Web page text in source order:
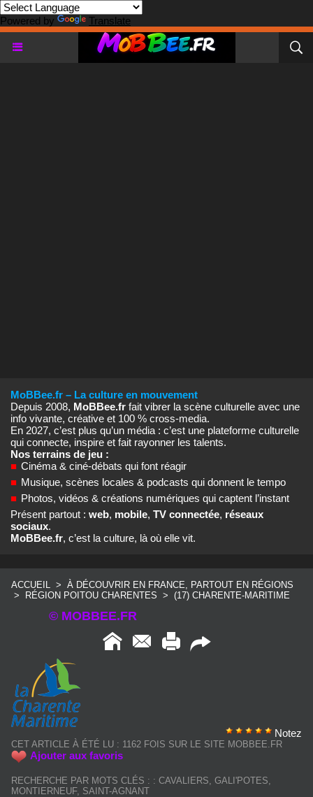
Powered by Translate
MoBBee.fr – La culture en mouvement
Depuis 2008, MoBBee.fr fait vibrer la scène culturelle avec une
info vivante, créative et 100 % cross‑media.
En 2027, c’est plus qu’un média : c’est une plateforme culturelle
qui connecte, inspire et fait rayonner les talents.
Nos terrains de jeu :
■ Cinéma & ciné‑débats qui font réagir
■ Musique, scènes locales & podcasts qui donnent le tempo
■ Photos, vidéos & créations numériques qui captent l’instant
Présent partout : web, mobile, TV connectée, réseaux
sociaux.
MoBBee.fr, c’est la culture, là où elle vit.
ACCUEIL > À DÉCOUVRIR EN FRANCE, PARTOUT EN RÉGIONS
>
RÉGION POITOU CHARENTES > (17) CHARENTE-MARITIME
© MOBBEE.FR
Notez
CET ARTICLE À ÉTÉ LU : 1162 FOIS SUR LE SITE MOBBEE.FR
Ajouter aux favoris
RECHERCHE PAR MOTS CLÉS : : CAVALIERS GALI'POTES
MONTIERNEUF, SAINT-AGNANT